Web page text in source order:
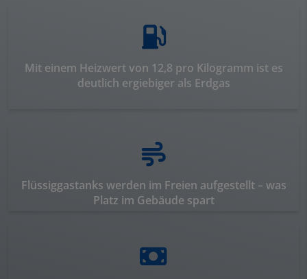
Mit einem Heizwert von 12,8 pro Kilogramm ist es
deutlich ergiebiger als Erdgas
Flüssiggastanks werden im Freien aufgestellt – was
Platz im Gebäude spart